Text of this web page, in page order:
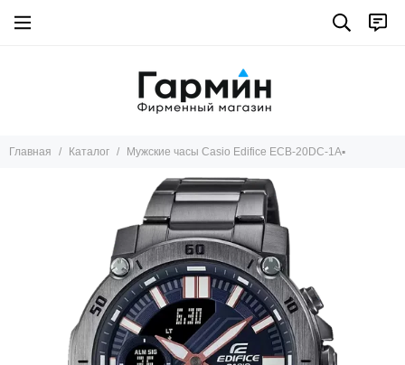
Главная Каталог Мужские часы Casio Edifice ECB-20DC-1A▪